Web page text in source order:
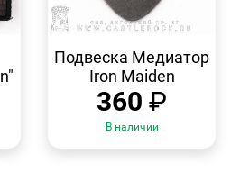
ПРОСМОТР
Подвеска Медиатор
Iron Maiden
360 ₽
В наличии